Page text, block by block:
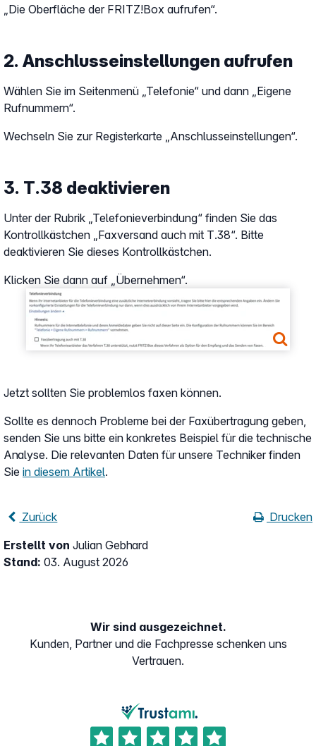
„Die Oberfläche der FRITZ!Box aufrufen“.
2. Anschlusseinstellungen aufrufen
Wählen Sie im Seitenmenü „Telefonie“ und dann „Eigene
Rufnummern“.
Wechseln Sie zur Registerkarte „Anschlusseinstellungen“.
Show larger version
3. T.38 deaktivieren
Unter der Rubrik „Telefonieverbindung“ finden Sie das
Kontrollkästchen „Faxversand auch mit T.38“. Bitte
deaktivieren Sie dieses Kontrollkästchen.
Klicken Sie dann auf „Übernehmen“.
Jetzt sollten Sie problemlos faxen können.
Sollte es dennoch Probleme bei der Faxübertragung geben,
senden Sie uns bitte ein konkretes Beispiel für die technische
Analyse. Die relevanten Daten für unsere Techniker finden
Sie in diesem Artikel.
Zurück
Drucken
Erstellt von Julian Gebhard
Stand: 03. August 2026
Wir sind ausgezeichnet.
Kunden, Partner und die Fachpresse schenken uns
Vertrauen.